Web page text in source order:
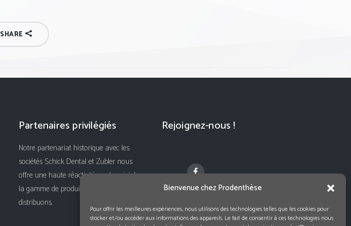
Bienvenue chez Prodenthèse
Pour offrir les meilleures expériences, nous utilisons des technologies telles que les cookies pour
stocker et/ou accéder aux informations des appareils. Le fait de consentir à ces technologies nous
SHARE
Partenaires privilégiés
Notre partenariat historique avec les
sociétés Schick Dental et Zubler nous
offre une haute réactivité sur le suivi de
la gamme de produits que nous
distribuons.
Rejoignez-nous !